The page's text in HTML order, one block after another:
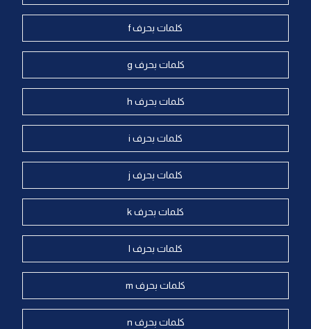
كلمات بحرف f
كلمات بحرف g
كلمات بحرف h
كلمات بحرف i
كلمات بحرف j
كلمات بحرف k
كلمات بحرف l
كلمات بحرف m
كلمات بحرف n